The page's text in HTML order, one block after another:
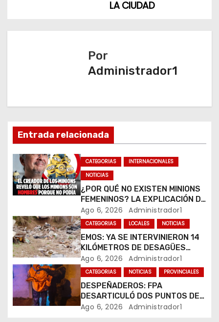
ó
n
d
e
e
t
r
a
d
a
LA CIUDAD
Por
Administrador1
Entrada relacionada
CATEGORIAS
INTERNACIONALES
NOTICIAS
¿POR QUÉ NO EXISTEN MINIONS
FEMENINOS? LA EXPLICACIÓN DE
SU CREADOR QUE VOLVIÓ A
VIRALIZARSE
Ago 6, 2026 Administrador1
CATEGORIAS LOCALES NOTICIAS
EMOS: YA SE INTERVINIERON 14
KILÓMETROS DE DESAGÜES
PLUVIALES
Ago 6, 2026 Administrador1
CATEGORIAS NOTICIAS PROVINCIALES
DESPEÑADEROS: FPA
DESARTICULÓ DOS PUNTOS DE
VENTA DE DROGAS. TRES
Ago 6, 2026 Administrador1